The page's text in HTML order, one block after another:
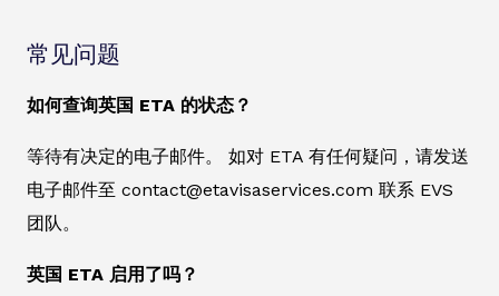
常见问题
如何查询英国 ETA 的状态？
等待有决定的电子邮件。 如对 ETA 有任何疑问，请发送
电子邮件至 contact@etavisaservices.com 联系 EVS
团队。
英国 ETA 启用了吗？